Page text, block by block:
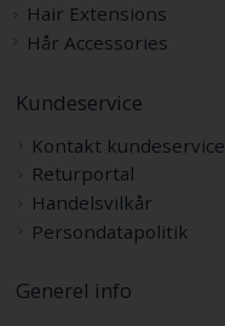
Hair Extensions
Hår Accessories
Kundeservice
Kontakt kundeservice
Returportal
Handelsvilkår
Persondatapolitik
Generel info